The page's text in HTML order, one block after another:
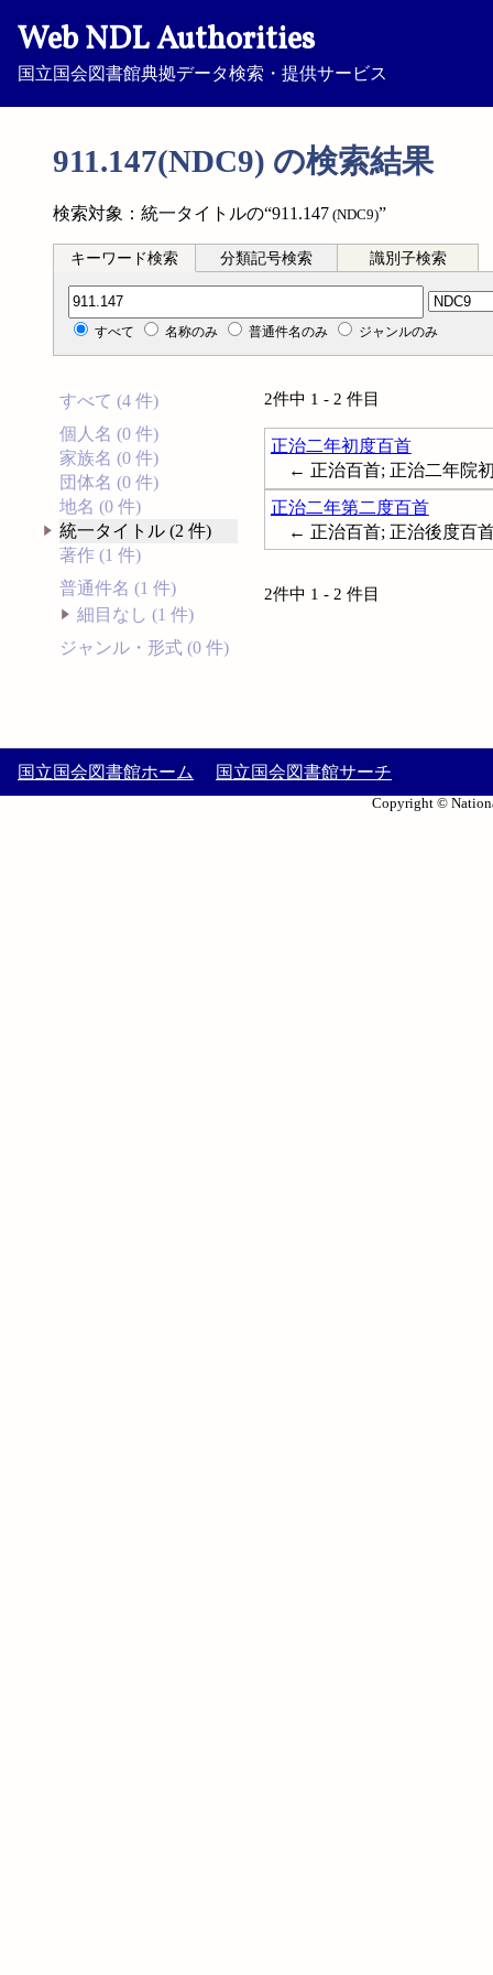
Web NDL Authorities
国立国会図書館典拠データ検索・提供サービス
911.147(NDC9) の検索結果
検索対象：統一タイトルの“911.147 (NDC9)”
キーワード検索 分類記号検索 識別子検索
分類記号検索
すべて 名称のみ 普通件名のみ ジャンルのみ
すべて (4 件)
個人名 (0 件)
家族名 (0 件)
団体名 (0 件)
地名 (0 件)
統一タイトル (2 件)
著作 (1 件)
普通件名 (1 件)
細目なし (1 件)
ジャンル・形式 (0 件)
2件中 1 - 2 件目
正治二年初度百首
← 正治百首; 正治二年院
正治二年第二度百首
← 正治百首; 正治後度百
2件中 1 - 2 件目
国立国会図書館ホーム 国立国会図書館サーチ
Copyright ©